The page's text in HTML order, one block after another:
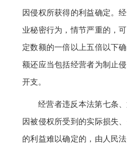
因侵权所获得的利益确定。
业秘密行为 ，情节严重的，
定数额的一倍以上五倍以下
额还应当包括经营者为制止
开支。
经营者违反本法第七条
因被侵权所受到的实际损失
的利益难以确定的，由人民